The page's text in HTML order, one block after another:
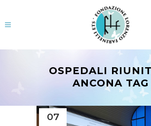
OSPEDALI
ANCONA TAG
07